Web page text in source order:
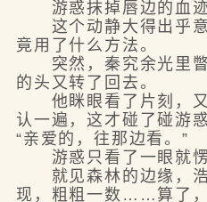
游惑抹掉唇边的血迹
这个动静大得出乎意
竟用了什么方法。
突然，秦究余光里瞥
的头又转了回去。
他眯眼看了片刻，又
认一遍，这才碰了碰游
“亲爱的，往那边看。”
游惑只看了一眼就愣
就见森林的边缘，浩
现，粗粗一数……算了，